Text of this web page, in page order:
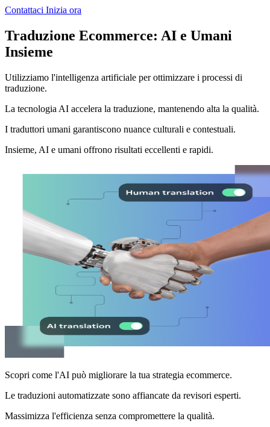
Contattaci Inizia ora
Traduzione Ecommerce: AI e Umani
Insieme
Utilizziamo l'intelligenza artificiale per ottimizzare i processi di
traduzione.
La tecnologia AI accelera la traduzione, mantenendo alta la qualità.
I traduttori umani garantiscono nuance culturali e contestuali.
Insieme, AI e umani offrono risultati eccellenti e rapidi.
Scopri come l'AI può migliorare la tua strategia ecommerce.
Le traduzioni automatizzate sono affiancate da revisori esperti.
Massimizza l'efficienza senza compromettere la qualità.